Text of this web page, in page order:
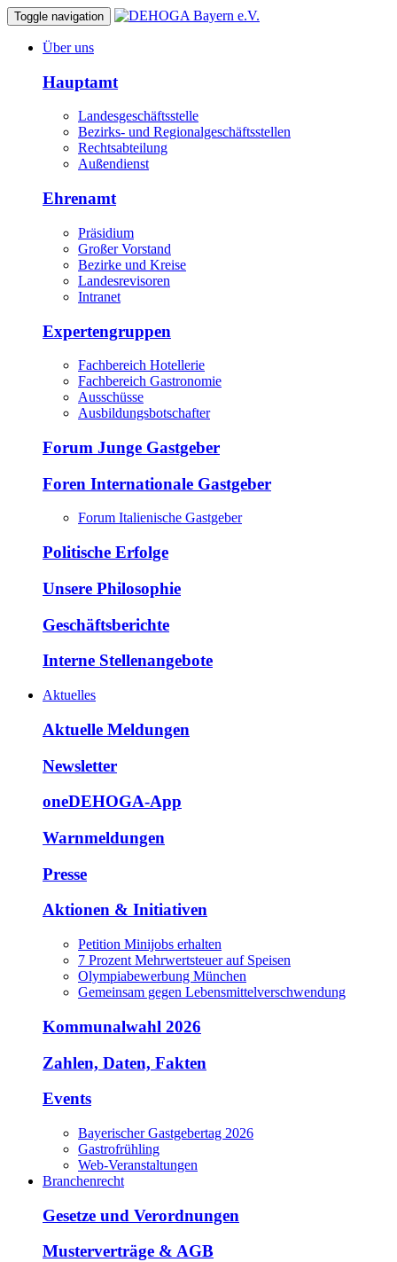
Toggle navigation
Über uns
Hauptamt
Landesgeschäftsstelle
Bezirks- und Regionalgeschäftsstellen
Rechtsabteilung
Außendienst
Ehrenamt
Präsidium
Großer Vorstand
Bezirke und Kreise
Landesrevisoren
Intranet
Expertengruppen
Fachbereich Hotellerie
Fachbereich Gastronomie
Ausschüsse
Ausbildungsbotschafter
Forum Junge Gastgeber
Foren Internationale Gastgeber
Forum Italienische Gastgeber
Politische Erfolge
Unsere Philosophie
Geschäftsberichte
Interne Stellenangebote
Aktuelles
Aktuelle Meldungen
Newsletter
oneDEHOGA-App
Warnmeldungen
Presse
Aktionen & Initiativen
Petition Minijobs erhalten
7 Prozent Mehrwertsteuer auf Speisen
Olympiabewerbung München
Gemeinsam gegen Lebensmittelverschwendung
Kommunalwahl 2026
Zahlen, Daten, Fakten
Events
Bayerischer Gastgebertag 2026
Gastrofrühling
Web-Veranstaltungen
Branchenrecht
Gesetze und Verordnungen
Musterverträge & AGB